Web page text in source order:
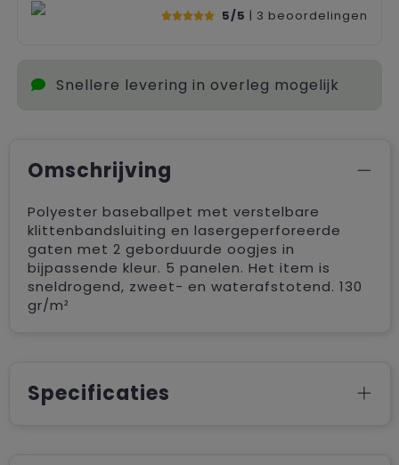
5/5 | 3 beoordelingen
Snellere levering in overleg mogelijk
Omschrijving
Polyester baseballpet met verstelbare
klittenbandsluiting en lasergeperforeerde
gaten met 2 geborduurde oogjes in
bijpassende kleur. 5 panelen. Het item is
sneldrogend, zweet- en waterafstotend. 130
gr/m²
Specificaties